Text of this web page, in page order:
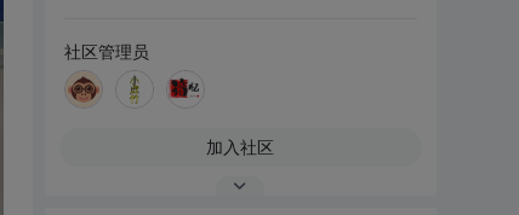
社区管理员
加入社区